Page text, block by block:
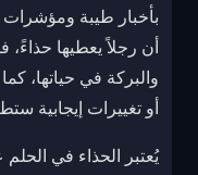
بأخبار طيبة ومؤشرات
أن رجلاً يعطيها حذاءً،
والبركة في حياتها،
أو تغييرات إيجابية
يُعتبر الحذاء في